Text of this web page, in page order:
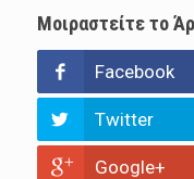
Μοιραστείτε το
Facebook
Twitter
Google+